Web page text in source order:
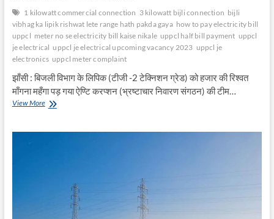
1 kilowatt commercial connection 3 kilowatt bijli connection bijli
vibhag ka lipik rishwat lete range hath pakda gaya how to pay electricity bill
uppcl meter no se electricity bill kaise nikale uppcl half bill payment uppcl
je electrical uppcl je electrical upcoming vacancy 2023 uppcl je
electronics uppcl meter complaint
झाँसी : बिजली विभाग के लिपिक (टीजी -2 टेक्निशन ग्रेड) को हजार की रिश्वत
माँगना महँगा पड़ गया ऐण्टि करप्शन (भ्रष्टाचार निवारण संगठन) की टीम…
View Moreबिजली